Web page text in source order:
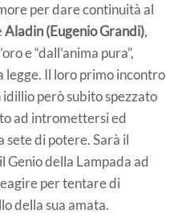
per dare continuità al
Aladin (Eugenio Grandi),
e “dall’anima pura”,
Il loro primo incontro
però subito spezzato
ad intromettersi ed
sete di potere. Sarà il
Genio della Lampada ad
per tentare di
della sua amata.